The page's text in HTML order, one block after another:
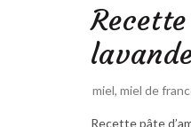
miel, miel de
Recette pâte